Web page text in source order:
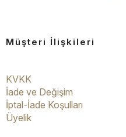
Müşteri İlişkileri
KVKK
İade ve Değişim
İptal-İade Koşulları
Üyelik